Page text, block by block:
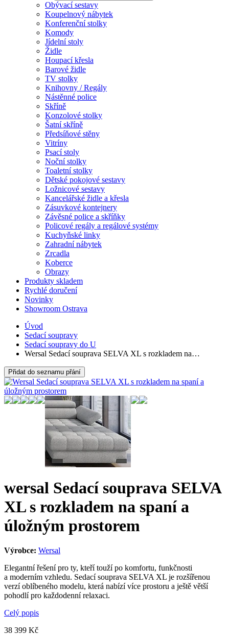
Obývací sestavy
Koupelnový nábytek
Konferenční stolky
Komody
Jídelní stoly
Židle
Houpací křesla
Barové židle
TV stolky
Knihovny / Regály
Nástěnné police
Skříně
Konzolové stolky
Šatní skříně
Předsíňové stěny
Vitríny
Psací stoly
Noční stolky
Toaletní stolky
Dětské pokojové sestavy
Ložnicové sestavy
Kancelářské židle a křesla
Zásuvkové kontejnery
Závěsné police a skříňky
Policové regály a regálové systémy
Kuchyňské linky
Zahradní nábytek
Zrcadla
Koberce
Obrazy
Produkty skladem
Rychlé doručení
Novinky
Showroom Ostrava
Úvod
Sedací soupravy
Sedací soupravy do U
Wersal Sedací souprava SELVA XL s rozkladem na…
Přidat do seznamu přání
wersal Sedací souprava SELVA
XL s rozkladem na spaní a
úložným prostorem
Výrobce: Wersal
Elegantní řešení pro ty, kteří touží po komfortu, funkčnosti
a moderním vzhledu. Sedací souprava SELVA XL je rozšířenou
verzí oblíbeného modelu, která nabízí více prostoru a ještě větší
pohodlí pro každodenní relaxaci.
Celý popis
38 399 Kč